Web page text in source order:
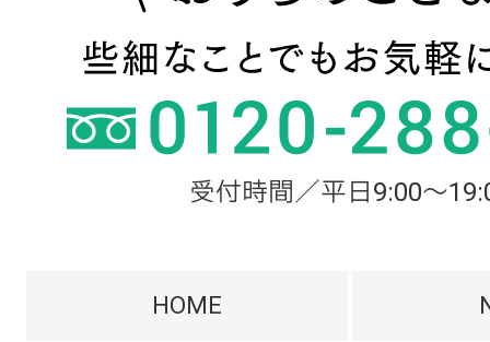
受付時間／平日9:00～
HOME